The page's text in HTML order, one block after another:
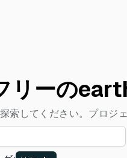
リーの
索してください。プロジ